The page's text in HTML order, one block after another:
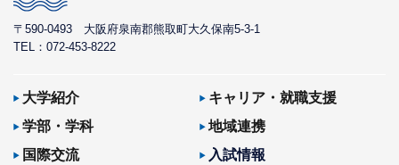
〒590-0493 大阪府泉南郡熊取町大久保南5-3-1
TEL：072-453-8222
大学紹介
キャリア・就職支援
学部・学科
地域連携
国際交流
入試情報